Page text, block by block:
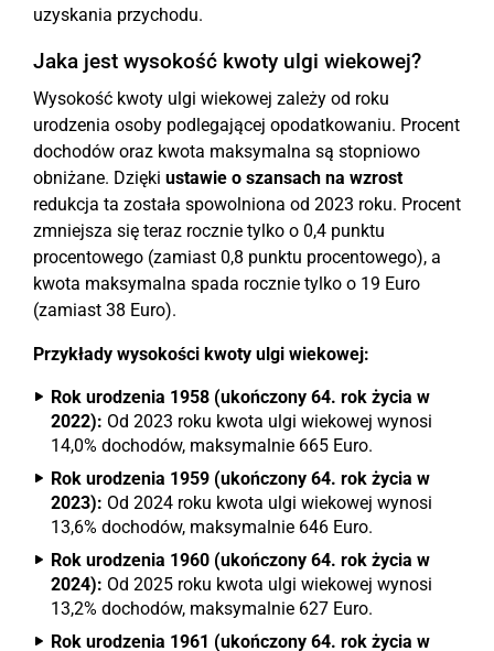
uzyskania przychodu.
Jaka jest wysokość kwoty ulgi wiekowej?
Wysokość kwoty ulgi wiekowej zależy od roku
urodzenia osoby podlegającej opodatkowaniu. Procent
dochodów oraz kwota maksymalna są stopniowo
obniżane. Dzięki ustawie o szansach na wzrost
redukcja ta została spowolniona od 2023 roku. Procent
zmniejsza się teraz rocznie tylko o 0,4 punktu
procentowego (zamiast 0,8 punktu procentowego), a
kwota maksymalna spada rocznie tylko o 19 Euro
(zamiast 38 Euro).
Przykłady wysokości kwoty ulgi wiekowej:
Rok urodzenia 1958 (ukończony 64. rok życia w
2022): Od 2023 roku kwota ulgi wiekowej wynosi
14,0% dochodów, maksymalnie 665 Euro.
Rok urodzenia 1959 (ukończony 64. rok życia w
2023): Od 2024 roku kwota ulgi wiekowej wynosi
13,6% dochodów, maksymalnie 646 Euro.
Rok urodzenia 1960 (ukończony 64. rok życia w
2024): Od 2025 roku kwota ulgi wiekowej wynosi
13,2% dochodów, maksymalnie 627 Euro.
Rok urodzenia 1961 (ukończony 64. rok życia w